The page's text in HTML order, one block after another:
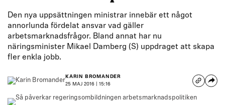
Den nya uppsättningen ministrar innebär ett något
annorlunda fördelat ansvar vad gäller
arbetsmarknadsfrågor. Bland annat har nu
näringsminister Mikael Damberg (S) uppdraget att skapa
fler enkla jobb.
KARIN BROMANDER
25 MAJ 2016 | 15:16